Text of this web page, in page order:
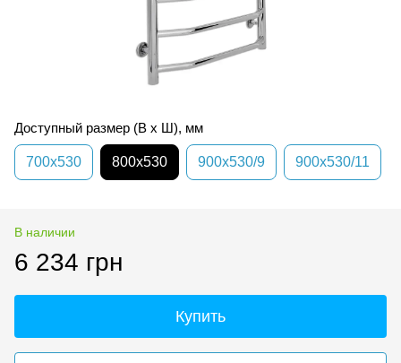
Доступный размер (В х Ш), мм
700х530 800х530 900х530/9 900х530/11
В наличии
6 234 грн
Купить